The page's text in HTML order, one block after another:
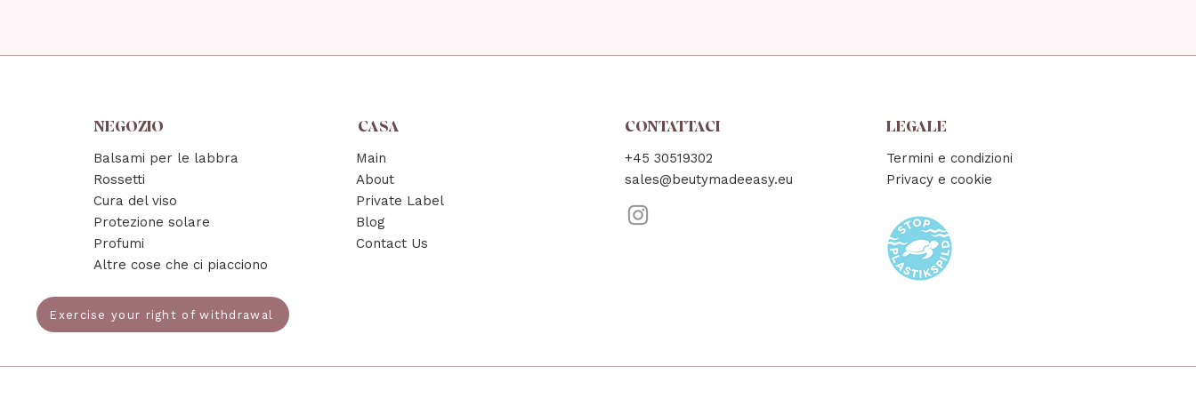
NEGOZIO
Balsami per le labbra
Rossetti
Cura del viso
Protezione solare
Profumi
Altre cose che ci piacciono
Exercise your right of withdrawal
CASA
Main
About
Private Label
Blog
Contact Us
CONTATTACI
+45 30519302
sales@beutymadeeasy.eu
LEGALE
Termini e condizioni
Privacy e cookie